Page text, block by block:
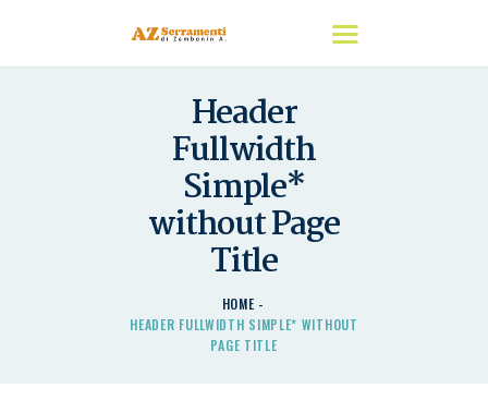
Header
Fullwidth
Simple*
without Page
Title
HOME
HEADER FULLWIDTH SIMPLE* WITHOUT
PAGE TITLE
CHI SIAMO
I NOSTRI PRODOTTI
DETRAZIONI
CONTATTACI